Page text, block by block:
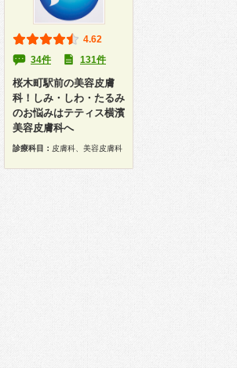
4.62
34件
131件
桜木町駅前の美容皮膚
科！しみ・しわ・たるみ
のお悩みはテティス横濱
美容皮膚科へ
診療科目： 皮膚科、美容皮膚科